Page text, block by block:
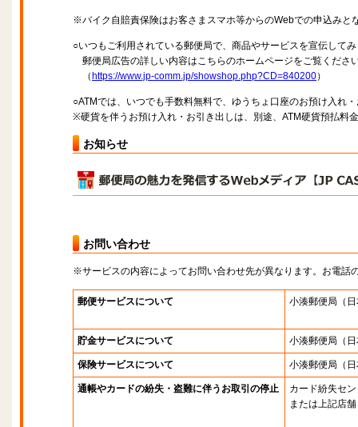
※バイク自賠責保険はお客さまスマホ等からのWebでの申込みと
○いつもご利用されている郵便局で、商品やサービスを宣伝して
郵便局広告の詳しい内容はこちらのホームページをご覧くださ
（ https://www.jp-comm.jp/showshop.php?CD=840200）
○ATMでは、いつでも手数料無料で、ゆうちょ口座のお預け入れ
※硬貨を伴うお預け入れ・お引き出しは、別途、ATM硬貨預払料
お知らせ
お問い合わせ
※サービスの内容によってお問い合わせ先が異なります。お電話
郵便サービスについて 小湊郵便局 （
貯金サービスについて 小湊郵便局 （
保険サービスについて 小湊郵便局 （
通帳やカードの紛失・盗難に伴うお取引の停止
カード紛失セ
または上記店舗